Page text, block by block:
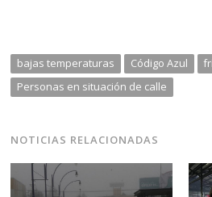
bajas temperaturas Código Azul
Personas en situación de calle
NOTICIAS RELACIONADAS